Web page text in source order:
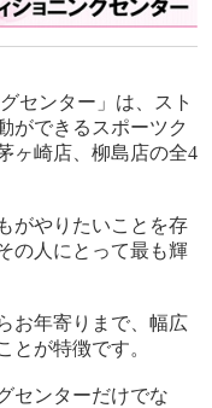
センター」は、スト
ができるスポーツク
ヶ崎店、柳島店の全4
がやりたいことを存
の人にとって最も輝
お年寄りまで、幅広
とが特徴です。
センターだけでな